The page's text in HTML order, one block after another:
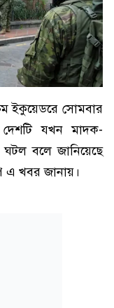
ইকুয়েডরে সোমবার
যখন মাদক-
বলে জানিয়েছে
এ খবর জানায়।